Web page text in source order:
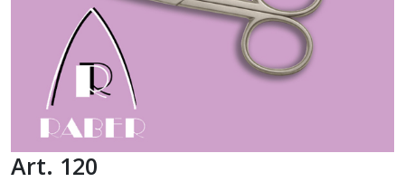
Art. 120